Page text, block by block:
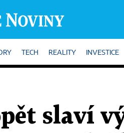
TECH REALITY INVESTICE
slaví